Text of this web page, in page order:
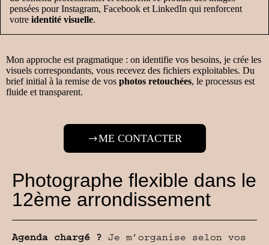
pensées pour Instagram, Facebook et LinkedIn qui renforcent
votre identité visuelle.
Mon approche est pragmatique : on identifie vos besoins, je crée les
visuels correspondants, vous recevez des fichiers exploitables. Du
brief initial à la remise de vos photos retouchées, le processus est
fluide et transparent.
ME CONTACTER
Photographe flexible dans le
12ème arrondissement
Agenda chargé ? Je m’organise selon vos